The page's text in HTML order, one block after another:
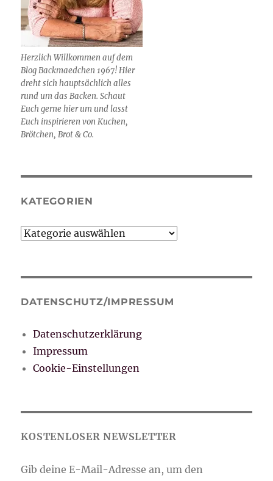
Herzlich Willkommen auf dem
Blog Backmaedchen 1967! Hier
dreht sich hauptsächlich alles
rund um das Backen. Schaut
Euch gerne hier um und lasst
Euch inspirieren von Kuchen,
Brötchen, Brot & Co.
KATEGORIEN
Kategorien
DATENSCHUTZ/IMPRESSUM
Datenschutzerklärung
Impressum
Cookie-Einstellungen